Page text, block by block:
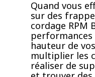
Quand vous
sur des
cordage RPM
performances
hauteur de
multiplier les
réaliser de